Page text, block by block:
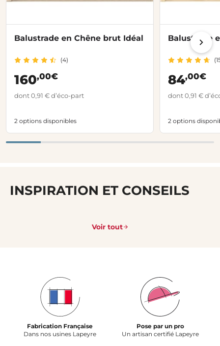
Balustrade en Chêne brut Idéal
(4)
160,00€
dont 0,91 € d’éco-part
2 options disponibles
Balustrade
84,00€
dont 0,91 €
2 options
INSPIRATION ET CONSEILS
Voir tout
Fabrication Française
Dans nos usines Lapeyre
Pose par un pro
Un artisan certifié Lapeyre